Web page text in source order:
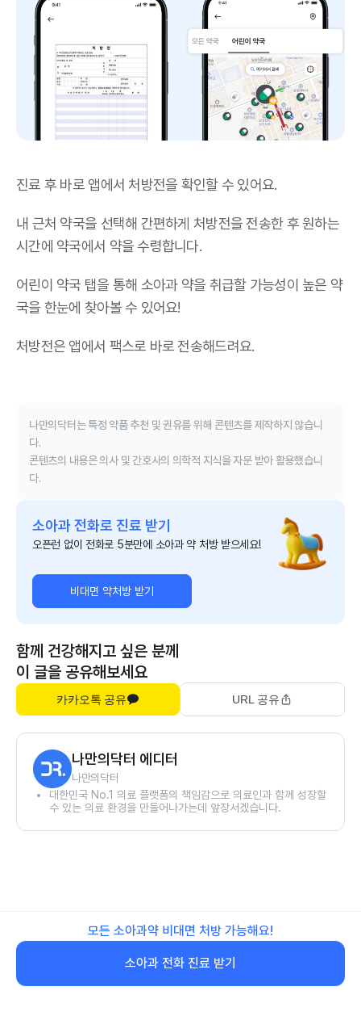
진료 후 바로 앱에서 처방전을 확인할 수 있어요.
내 근처 약국을 선택해 간편하게 처방전을 전송한 후 원하는
시간에 약국에서 약을 수령합니다.
어린이 약국 탭을 통해 소아과 약을 취급할 가능성이 높은 약
국을 한눈에 찾아볼 수 있어요!
처방전은 앱에서 팩스로 바로 전송해드려요.
나만의닥터는 특정 약품 추천 및 권유를 위해 콘텐츠를 제작하지 않습니
다.
콘텐츠의 내용은 의사 및 간호사의 의학적 지식을 자문 받아 활용했습니
다.
소아과 전화로 진료 받기
오픈런 없이 전화로 5분만에 소아과 약 처방 받으세요!
비대면 약처방 받기
함께 건강해지고 싶은 분께
이 글을 공유해보세요
카카오톡 공유 URL 공유
나만의닥터 에디터
나만의닥터
대한민국 No.1 의료 플랫폼의 책임감으로 의료인과 함께 성장할
수 있는 의료 환경을 만들어나가는데 앞장서겠습니다.
모든 소아과약 비대면 처방 가능해요!
소아과 전화 진료 받기